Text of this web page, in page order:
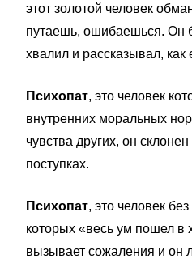
этот золотой человек
путаешь, ошибаешься. Он
хвалил и рассказывал,
Психопат, это человек
внутренних моральных
чувства других, он
поступках.
Психопат, это человек
которых «весь ум пошел в
вызывает сожаления и он